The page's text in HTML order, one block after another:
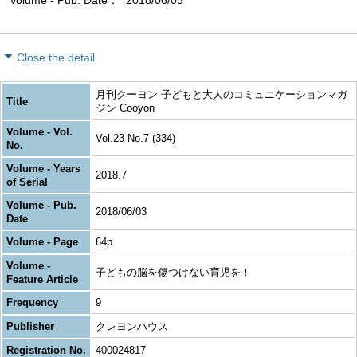
Close the detail
Title
月刊クーヨン 子どもと大人のコミュニケーションマガ
ジン Cooyon
Volume - Vol.
No.
Vol.23 No.7 (334)
Volume - Years
of Serial
2018.7
Volume - Pub.
Date
2018/06/03
Volume - Page
64p
Volume -
Feature Article
子どもの脳を傷つけない育児を！
Frequency
9
Publisher
クレヨンハウス
Registration No.
400024817